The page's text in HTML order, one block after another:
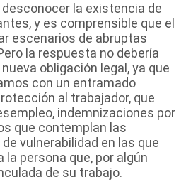
la existencia de
y es comprensible que el
escenarios de abruptas
la respuesta no debería
obligación legal, ya que
con un entramado
al trabajador, que
indemnizaciones por
que contemplan las
vulnerabilidad en las que
persona que, por algún
de su trabajo.